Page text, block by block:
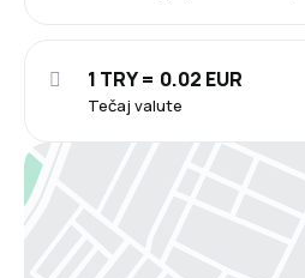
Tečaj valute
1 TRY = 0.02 EUR